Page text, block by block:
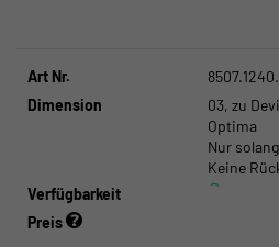
Art Nr.
Dimension
03, zu
Optima
Nur
Keine
Verfügbarkeit
Preis